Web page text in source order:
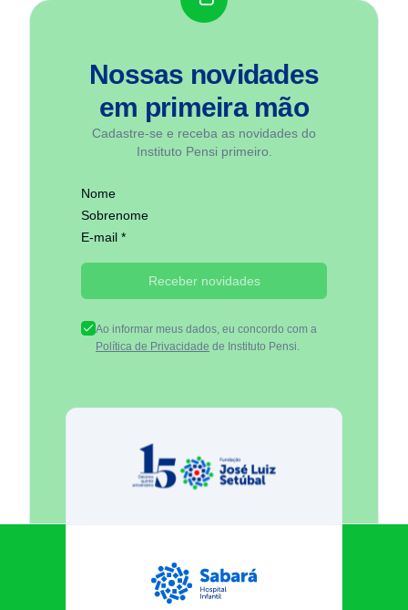
Nossas novidades
em primeira mão
Cadastre-se e receba as novidades do
Instituto Pensi primeiro.
Nome
Sobrenome
E-mail *
Receber novidades
Ao informar meus dados, eu concordo com a
Política de Privacidade de Instituto Pensi.
Fundação José Luiz Egydio
Sabará Hospital Infantil